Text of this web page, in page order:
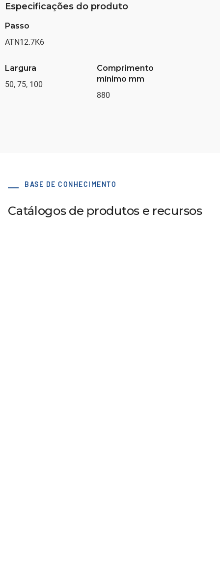
Especificações do produto
Passo
ATN12.7K6
Largura
50, 75, 100
Comprimento
mínimo mm
880
BASE DE CONHECIMENTO
Catálogos de produtos e recursos